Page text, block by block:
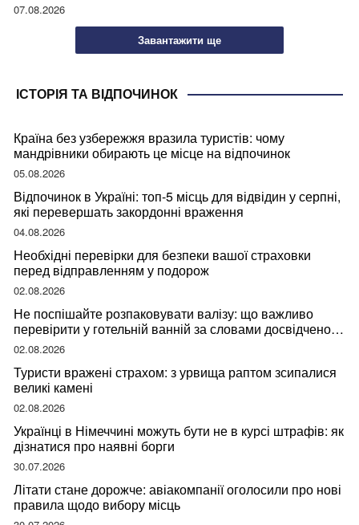
07.08.2026
Завантажити ще
ІСТОРІЯ ТА ВІДПОЧИНОК
Країна без узбережжя вразила туристів: чому
мандрівники обирають це місце на відпочинок
05.08.2026
Відпочинок в Україні: топ-5 місць для відвідин у серпні,
які перевершать закордонні враження
04.08.2026
Необхідні перевірки для безпеки вашої страховки
перед відправленням у подорож
02.08.2026
Не поспішайте розпаковувати валізу: що важливо
перевірити у готельній ванній за словами досвідченої
мандрівниці
02.08.2026
Туристи вражені страхом: з урвища раптом зсипалися
великі камені
02.08.2026
Українці в Німеччині можуть бути не в курсі штрафів: як
дізнатися про наявні борги
30.07.2026
Літати стане дорожче: авіакомпанії оголосили про нові
правила щодо вибору місць